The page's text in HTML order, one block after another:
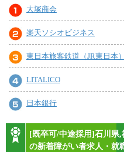
大塚商会
楽天ソシオビジネス
東日本旅客鉄道（JR東日本）
LITALICO
日本銀行
[既卒可/中途採用]石川県
の新着障がい者求人・就